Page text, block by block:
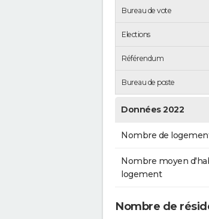
Bureau de vote
Elections
Référendum
Bureau de poste
Données 2022
Nombre de
Nombre moyen
logement
Nombre de